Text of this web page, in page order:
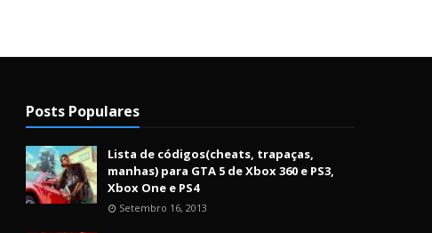
Posts Populares
Lista de códigos(cheats, trapaças,
manhas) para GTA 5 de Xbox 360 e PS3,
Xbox One e PS4
Setembro 16, 2013